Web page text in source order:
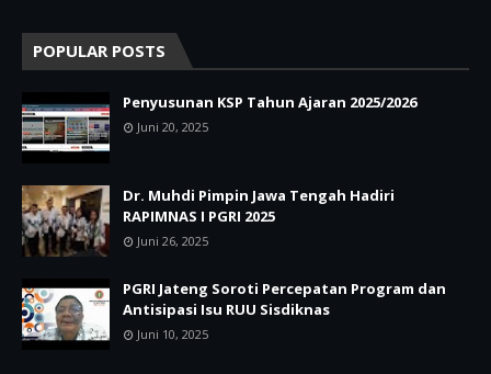
POPULAR POSTS
Penyusunan KSP Tahun Ajaran 2025/2026
Juni 20, 2025
Dr. Muhdi Pimpin Jawa Tengah Hadiri
RAPIMNAS I PGRI 2025
Juni 26, 2025
PGRI Jateng Soroti Percepatan Program dan
Antisipasi Isu RUU Sisdiknas
Juni 10, 2025